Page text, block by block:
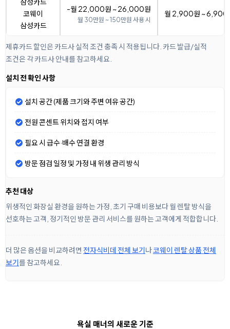
코웨이
삼성카드
-월 22,000원 ~ 26,000원
월 30만원 ~ 150만원 사용 시
월 2,900원 ~ 6,900
제휴카드 할인은 카드사 실적 조건 충족 시 적용됩니다. 카드 발급/실적
조건은 각 카드사 안내를 참고하세요.
설치 전 확인 사항
설치 공간 (제품 크기와 주변 여유 공간)
전원 콘센트 위치와 접지 여부
필요 시 급수·배수 연결 환경
방문 점검 일정 및 가정 내 위생 관리 방식
추천 대상
위생적인 화장실 환경을 원하는 가정, 초기 구매 비용보다 월 렌탈 방식을
선호하는 고객, 정기적인 방문 관리 서비스를 원하는 고객에게 적합합니다.
더 많은 옵션을 비교하려면 전자식비데 전체 보기나코웨이 렌탈 상품 전체
보기를 참고하세요.
욕실 매너의 새로운 기준